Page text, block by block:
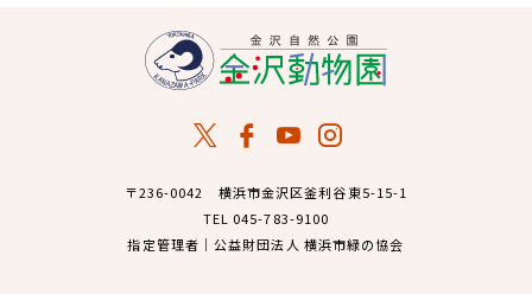
〒236-0042 横浜市金沢区釜利谷東5-15-1
TEL 045-783-9100
指定管理者｜公益財団法人 横浜市緑の協会